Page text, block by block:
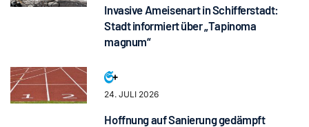
Invasive Ameisenart in Schifferstadt:
Stadt informiert über „Tapinoma
magnum“
24. JULI 2026
Hoffnung auf Sanierung gedämpft